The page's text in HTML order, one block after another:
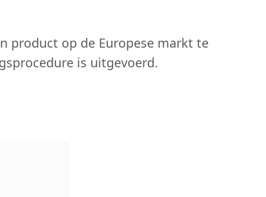
product op de Europese markt te
is uitgevoerd.